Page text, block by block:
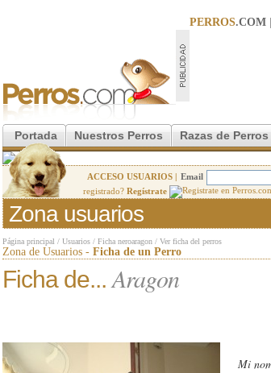
PERROS.COM
Portada Nuestros Perros Razas de Perros
ACCESO USUARIOS | Email
registrado? Regístrate
Zona usuarios
Página principal / Usuarios / Ficha neroaragon / Ver ficha del perros
Zona de Usuarios - Ficha de un Perro
Ficha de... Aragon
Mi